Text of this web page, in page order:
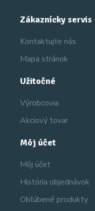
Zákaznícky servis
Kontaktujte nás
Mapa stránok
Užitočné
Výrobcovia
Akciový tovar
Môj účet
Môj účet
História objednávok
Obľúbené produkty